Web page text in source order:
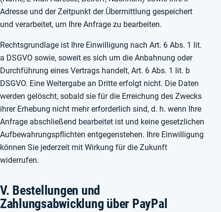
Adresse und der Zeitpunkt der Übermittlung gespeichert
und verarbeitet, um Ihre Anfrage zu bearbeiten.
Rechtsgrundlage ist Ihre Einwilligung nach Art. 6 Abs. 1 lit.
a DSGVO sowie, soweit es sich um die Anbahnung oder
Durchführung eines Vertrags handelt, Art. 6 Abs. 1 lit. b
DSGVO. Eine Weitergabe an Dritte erfolgt nicht. Die Daten
werden gelöscht, sobald sie für die Erreichung des Zwecks
ihrer Erhebung nicht mehr erforderlich sind, d. h. wenn Ihre
Anfrage abschließend bearbeitet ist und keine gesetzlichen
Aufbewahrungspflichten entgegenstehen. Ihre Einwilligung
können Sie jederzeit mit Wirkung für die Zukunft
widerrufen.
V. Bestellungen und
Zahlungsabwicklung über PayPal